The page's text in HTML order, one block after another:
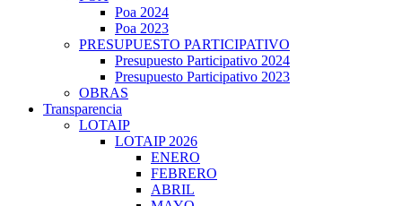
Poa 2024
Poa 2023
PRESUPUESTO PARTICIPATIVO
Presupuesto Participativo 2024
Presupuesto Participativo 2023
OBRAS
Transparencia
LOTAIP
LOTAIP 2026
ENERO
FEBRERO
ABRIL